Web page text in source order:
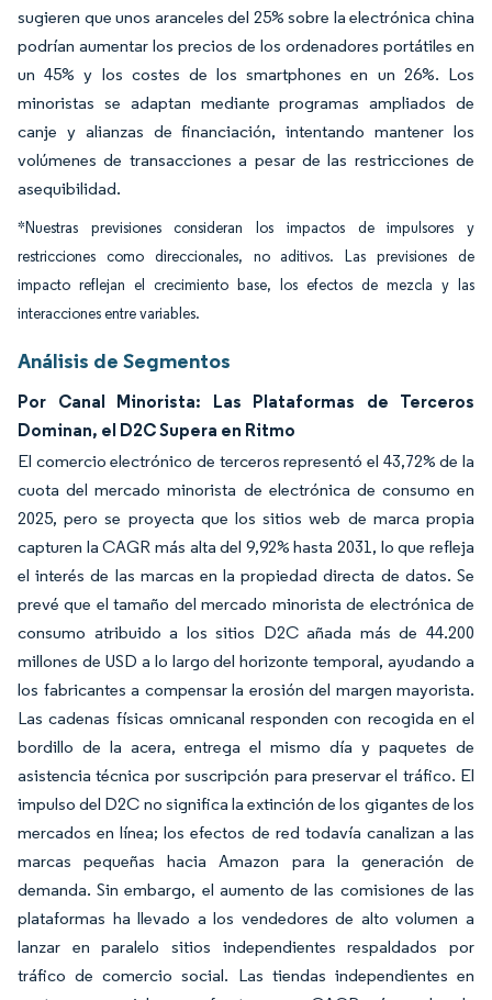
sugieren que unos aranceles del 25% sobre la electrónica china
podrían aumentar los precios de los ordenadores portátiles en
un 45% y los costes de los smartphones en un 26%. Los
minoristas se adaptan mediante programas ampliados de
canje y alianzas de financiación, intentando mantener los
volúmenes de transacciones a pesar de las restricciones de
asequibilidad.
*Nuestras previsiones consideran los impactos de impulsores y
restricciones como direccionales, no aditivos. Las previsiones de
impacto reflejan el crecimiento base, los efectos de mezcla y las
interacciones entre variables.
Análisis de Segmentos
Por Canal Minorista: Las Plataformas de Terceros
Dominan, el D2C Supera en Ritmo
El comercio electrónico de terceros representó el 43,72% de la
cuota del mercado minorista de electrónica de consumo en
2025, pero se proyecta que los sitios web de marca propia
capturen la CAGR más alta del 9,92% hasta 2031, lo que refleja
el interés de las marcas en la propiedad directa de datos. Se
prevé que el tamaño del mercado minorista de electrónica de
consumo atribuido a los sitios D2C añada más de 44.200
millones de USD a lo largo del horizonte temporal, ayudando a
los fabricantes a compensar la erosión del margen mayorista.
Las cadenas físicas omnicanal responden con recogida en el
bordillo de la acera, entrega el mismo día y paquetes de
asistencia técnica por suscripción para preservar el tráfico. El
impulso del D2C no significa la extinción de los gigantes de los
mercados en línea; los efectos de red todavía canalizan a las
marcas pequeñas hacia Amazon para la generación de
demanda. Sin embargo, el aumento de las comisiones de las
plataformas ha llevado a los vendedores de alto volumen a
lanzar en paralelo sitios independientes respaldados por
tráfico de comercio social. Las tiendas independientes en